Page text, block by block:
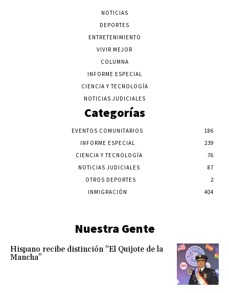
NOTICIAS
DEPORTES
ENTRETENIMIENTO
VIVIR MEJOR
COLUMNA
INFORME ESPECIAL
CIENCIA Y TECNOLOGÍA
NOTICIAS JUDICIALES
Categorías
EVENTOS COMUNITARIOS
186
INFORME ESPECIAL
239
CIENCIA Y TECNOLOGÍA
76
NOTICIAS JUDICIALES
87
OTROS DEPORTES
2
INMIGRACIÓN
404
Nuestra Gente
Hispano recibe distinción “El Quijote de la
Mancha”